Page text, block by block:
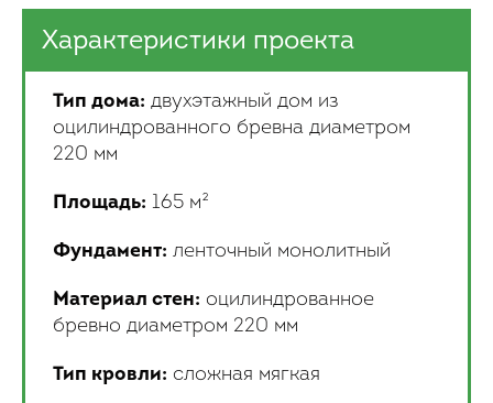
Характеристики проекта
Тип дома: двухэтажный дом из
оцилиндрованного бревна диаметром
220 мм
Площадь: 165 м²
Фундамент: ленточный монолитный
Материал стен: оцилиндрованное
бревно диаметром 220 мм
Тип кровли: сложная мягкая